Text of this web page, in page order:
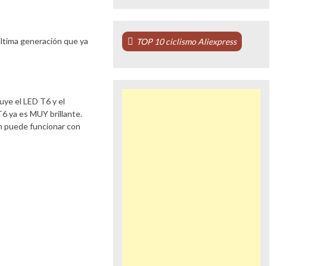
generación que ya
el LED T6 y el
ya es MUY brillante.
puede funcionar con
TOP 10 ciclismo Aliexpress